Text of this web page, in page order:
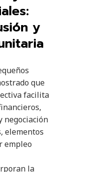
y
que
facilita
negociación
elementos
empleo
la